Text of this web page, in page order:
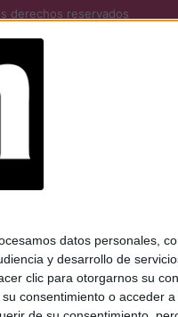
datos personales,
y desarrollo de
clic para otorgarnos su
consentimiento o acceder
derechos reservados
Diario Perfil S.A.